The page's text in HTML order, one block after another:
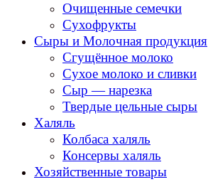
Очищенные семечки
Сухофрукты
Сыры и Молочная продукция
Сгущённое молоко
Сухое молоко и сливки
Сыр — нарезка
Твердые цельные сыры
Халяль
Колбаса халяль
Консервы халяль
Хозяйственные товары